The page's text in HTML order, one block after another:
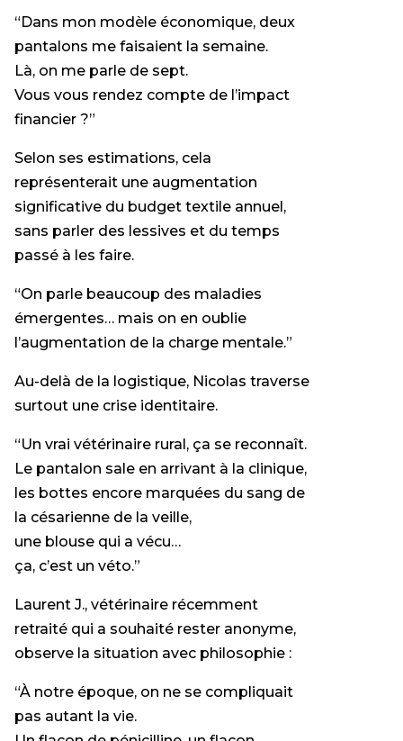
“Dans mon modèle économique, deux
pantalons me faisaient la semaine.
Là, on me parle de sept.
Vous vous rendez compte de l’impact
financier ?”
Selon ses estimations, cela
représenterait une augmentation
significative du budget textile annuel,
sans parler des lessives et du temps
passé à les faire.
“On parle beaucoup des maladies
émergentes… mais on en oublie
l’augmentation de la charge mentale.”
Au-delà de la logistique, Nicolas traverse
surtout une crise identitaire.
“Un vrai vétérinaire rural, ça se reconnaît.
Le pantalon sale en arrivant à la clinique,
les bottes encore marquées du sang de
la césarienne de la veille,
une blouse qui a vécu…
ça, c’est un véto.”
Laurent J., vétérinaire récemment
retraité qui a souhaité rester anonyme,
observe la situation avec philosophie :
“À notre époque, on ne se compliquait
pas autant la vie.